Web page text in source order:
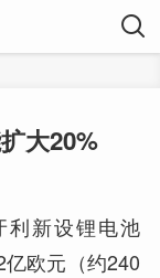
大20%
新设锂电池
亿欧元（约240